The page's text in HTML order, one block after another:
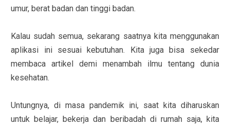
umur, berat badan dan tinggi badan.
Kalau sudah semua, sekarang saatnya kita menggunakan
aplikasi ini sesuai kebutuhan. Kita juga bisa sekedar
membaca artikel demi menambah ilmu tentang dunia
kesehatan.
Untungnya, di masa pandemik ini, saat kita diharuskan
untuk belajar, bekerja dan beribadah di rumah saja, kita